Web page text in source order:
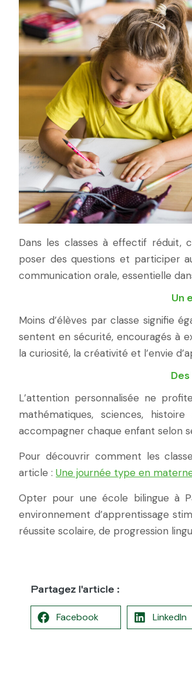
Dans les classes à effectif réduit,
poser des questions et participer
communication orale, essentielle
Un
Moins d’élèves par classe signifie
sentent en sécurité, encouragés à
la curiosité, la créativité et l’envie
L’attention personnalisée ne
mathématiques, sciences,
accompagner chaque enfant selon
Pour découvrir comment les
article : Une journée type en
Opter pour une école bilingue à
environnement d’apprentissage
réussite scolaire, de progression
Partagez l'article :
Facebook LinkedIn